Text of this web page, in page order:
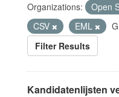
Organizations: Open
CSV
EML
Filter Results
Kandidatenlijsten